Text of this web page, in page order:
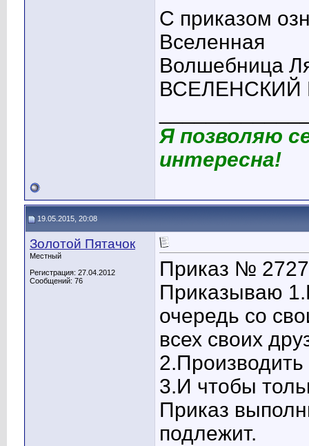
С приказом
Вселенная
Волшебница
ВСЕЛЕНСКИЙ
Я позволяю
интересна!
19.05.2015, 20:08
Золотой Пятачок
Местный
Регистрация: 27.04.2012
Сообщений: 76
Приказ №
Приказываю
очередь со
всех своих
2.Производить
3.И чтобы
Приказ
подлежит.